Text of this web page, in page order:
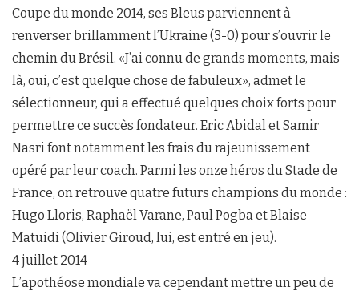
Coupe du monde 2014, ses Bleus parviennent à
renverser brillamment l’Ukraine (3-0) pour s’ouvrir le
chemin du Brésil. «J’ai connu de grands moments, mais
là, oui, c’est quelque chose de fabuleux», admet le
sélectionneur, qui a effectué quelques choix forts pour
permettre ce succès fondateur. Eric Abidal et Samir
Nasri font notamment les frais du rajeunissement
opéré par leur coach. Parmi les onze héros du Stade de
France, on retrouve quatre futurs champions du monde :
Hugo Lloris, Raphaël Varane, Paul Pogba et Blaise
Matuidi (Olivier Giroud, lui, est entré en jeu).
4 juillet 2014
L’apothéose mondiale va cependant mettre un peu de